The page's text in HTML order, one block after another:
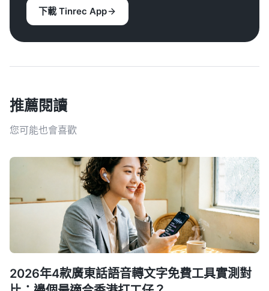
下載 Tinrec App
推薦閱讀
您可能也會喜歡
2026年4款廣東話語音轉文字免費工具實測對